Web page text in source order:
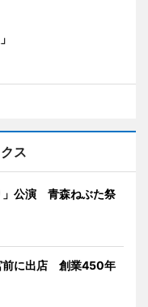
ス
」公演 青森ねぶた祭
前に出店 創業450年